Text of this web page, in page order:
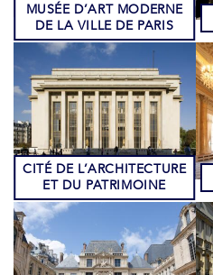
MUSÉE D’ART MODERNE
DE LA VILLE DE PARIS
CITÉ DE L’ARCHITECTURE
ET DU PATRIMOINE